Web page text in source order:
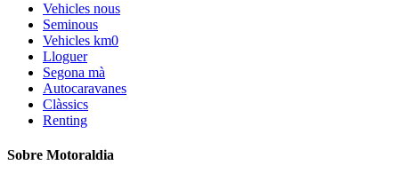
Vehicles nous
Seminous
Vehicles km0
Lloguer
Segona mà
Autocaravanes
Clàssics
Renting
Sobre Motoraldia